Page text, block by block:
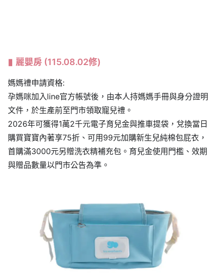
麗嬰房 (115.08.02修)
媽媽禮申請資格:
孕媽咪加入line官方帳號後，由本人持媽媽手冊與身分證明
文件，於生產前至門市領取寵兒禮。
2026年可獲得1萬2千元電子育兒金與推車提袋，兌換當日
購買寶寶內著享75折、可用99元加購新生兒純棉包屁衣，
首購滿3000元另贈洗衣精補充包。育兒金使用門檻、效期
與贈品數量以門市公告為準。